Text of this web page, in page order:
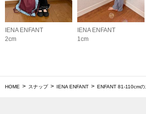
IENA ENFANT
2cm
IENA ENFANT
1cm
HOME スナップ IENA ENFANT ENFANT 81‐110cm